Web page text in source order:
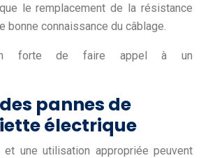
le remplacement de la résistance
bonne connaissance du câblage.
forte de faire appel à un
pannes de
électrique
et une utilisation appropriée peuvent